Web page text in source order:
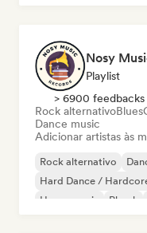
Nosy
Playlist
> 6900 feedbacks
Rock alternativoBlues
Dance music
Adicionar artistas às
Rock alternativo
Hard Dance /
House music
Phonk